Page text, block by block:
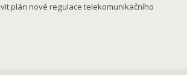
plán nové regulace telekomunikačního